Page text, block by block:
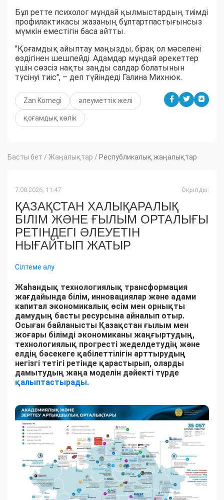
Бұл ретте психолог мұндай қылмыстардың тиімді
профилактикасы жазаның бұлтартпастығынсыз
мүмкін еместігін баса айтты.
"Қоғамдық айыптау маңызды, бірақ ол мәселені
өздігінен шешпейді. Адамдар мұндай әрекеттер
үшін сөзсіз нақты заңды салдар болатынын
түсінуі тиіс", – деп түйіндеді Галина Михнюк.
Zan Komegi әлеуметтік желі
қоғамдық көлік
Басты бет / Жаңалықтар / Республикалық жаңалықтар
7.08.2026, 11:47 Оқылды:
ҚАЗАҚСТАН ХАЛЫҚАРАЛЫҚ
БІЛІМ ЖӘНЕ ҒЫЛЫМ ОРТАЛЫҒЫ
РЕТІНДЕГІ ӘЛЕУЕТІН
НЫҒАЙТЫП ЖАТЫР
Сілтеме алу
Жаһандық технологиялық трансформация
жағдайында білім, инновациялар және адами
капитал экономикалық өсім мен орнықты
дамудың басты ресурсына айналып отыр.
Осыған байланысты Қазақстан ғылым мен
жоғары білімді экономиканы жаңғыртудың,
технологиялық прогресті жеделдетудің және
елдің бәсекеге қабілеттілігін арттырудың
негізгі тетігі ретінде қарастырып, оларды
дамытудың жаңа моделін дәйекті түрде
қалыптастырады.